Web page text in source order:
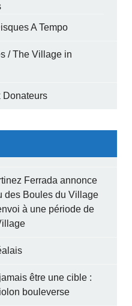
A Tempo
/ The Village in
Donateurs
Ferrada annonce
des Boules du Village
à une période de
être une cible :
bouleverse